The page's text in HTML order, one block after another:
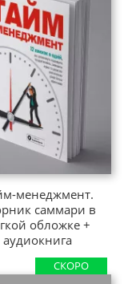
менеджмент.
саммари в
обложке +
аудиокнига
СКОРО